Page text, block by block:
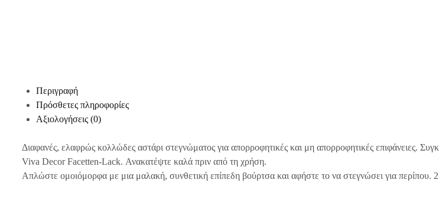
Περιγραφή
Πρόσθετες πληροφορίες
Αξιολογήσεις (0)
Διαφανές, ελαφρώς κολλώδες αστάρι στεγνώματος για απορροφητικές και μη απορροφητικές επιφάνειες.
Viva Decor Facetten-Lack. Ανακατέψτε καλά πριν από τη χρήση.
Απλώστε ομοιόμορφα με μια μαλακή, συνθετική επίπεδη βούρτσα και αφήστε το να στεγνώσει για περίπου.